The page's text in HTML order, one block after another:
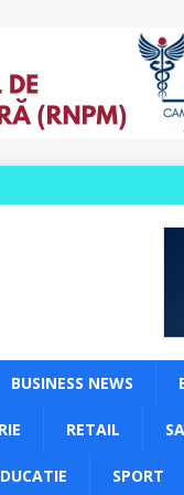
BUSINESS NEWS
RETAIL
SPORT